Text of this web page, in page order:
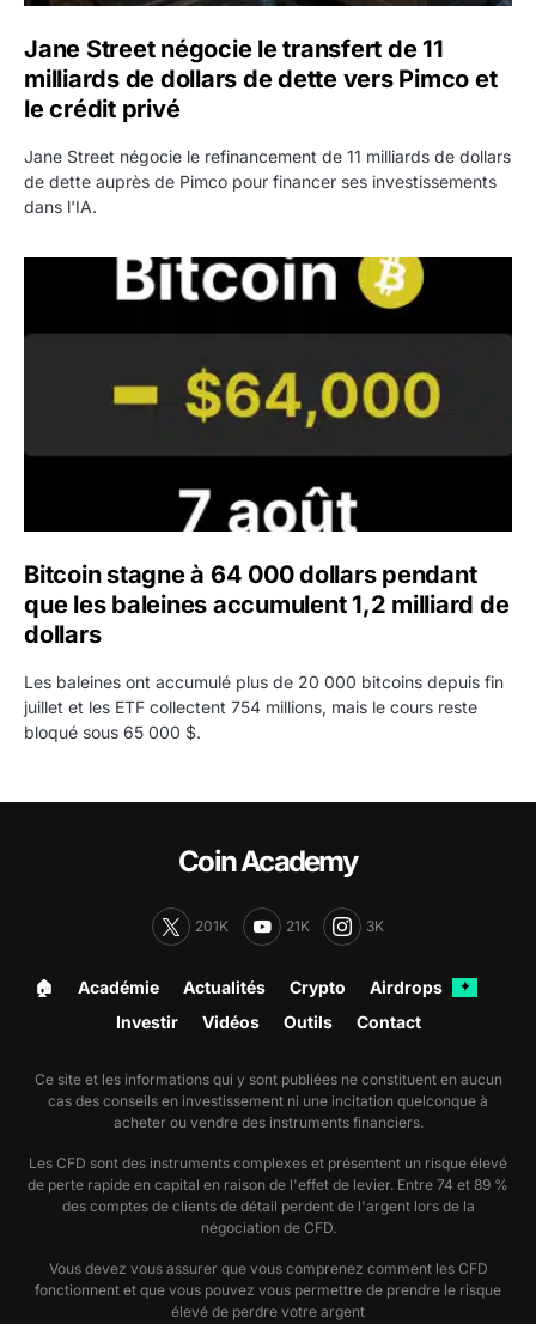
Jane Street négocie le transfert de 11
milliards de dollars de dette vers Pimco et
le crédit privé
Jane Street négocie le refinancement de 11 milliards de dollars
de dette auprès de Pimco pour financer ses investissements
dans l'IA.
Bitcoin stagne à 64 000 dollars pendant que les
Bitcoin stagne à 64 000 dollars pendant
que les baleines accumulent 1,2 milliard de
dollars
Les baleines ont accumulé plus de 20 000 bitcoins depuis fin
juillet et les ETF collectent 754 millions, mais le cours reste
bloqué sous 65 000 $.
Coin Academy
201K 21K 3K
🏠︎ Académie Actualités Crypto Airdrops ✦
Investir Vidéos Outils Contact
Ce site et les informations qui y sont publiées ne constituent en aucun
cas des conseils en investissement ni une incitation quelconque à
acheter ou vendre des instruments financiers.
Les CFD sont des instruments complexes et présentent un risque élevé
de perte rapide en capital en raison de l'effet de levier. Entre 74 et 89 %
des comptes de clients de détail perdent de l'argent lors de la
négociation de CFD.
Vous devez vous assurer que vous comprenez comment les CFD
fonctionnent et que vous pouvez vous permettre de prendre le risque
élevé de perdre votre argent